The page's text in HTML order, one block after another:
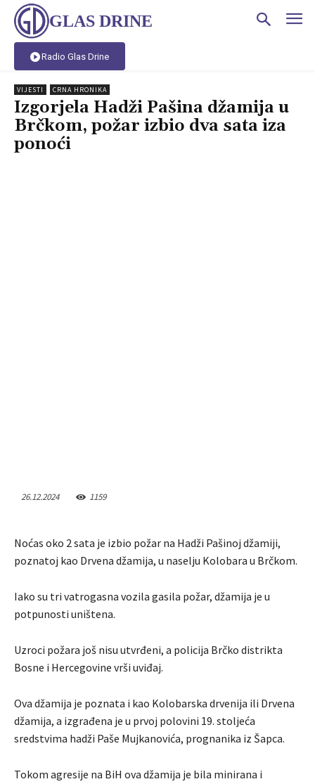
GLAS DRINE
Radio Glas Drine
VIJESTI CRNA HRONIKA
Izgorjela Hadži Pašina džamija u
Brčkom, požar izbio dva sata iza
ponoći
26.12.2024 1159
Noćas oko 2 sata je izbio požar na Hadži Pašinoj džamiji,
poznatoj kao Drvena džamija, u naselju Kolobara u Brčkom.
Iako su tri vatrogasna vozila gasila požar, džamija je u
potpunosti uništena.
Uzroci požara još nisu utvrđeni, a policija Brčko distrikta
Bosne i Hercegovine vrši uviđaj.
Ova džamija je poznata i kao Kolobarska drvenija ili Drvena
džamija, a izgrađena je u prvoj polovini 19. stoljeća
sredstvima hadži Paše Mujkanovića, prognanika iz Šapca.
Tokom agresije na BiH ova džamija je bila minirana i